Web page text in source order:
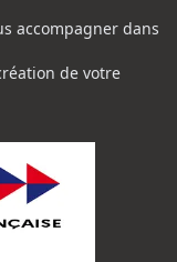
accompagner dans
de votre